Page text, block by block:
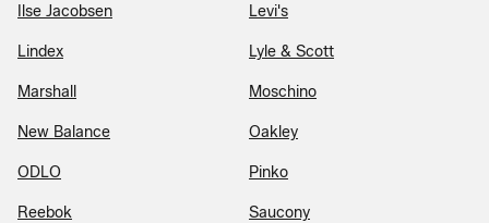
Ilse Jacobsen Levi's
Lindex Lyle & Scott
Marshall Moschino
New Balance Oakley
ODLO Pinko
Reebok Saucony